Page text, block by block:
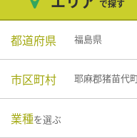
で探す
都道府県 福島県
市区町村 耶麻郡猪苗代
業種を選ぶ